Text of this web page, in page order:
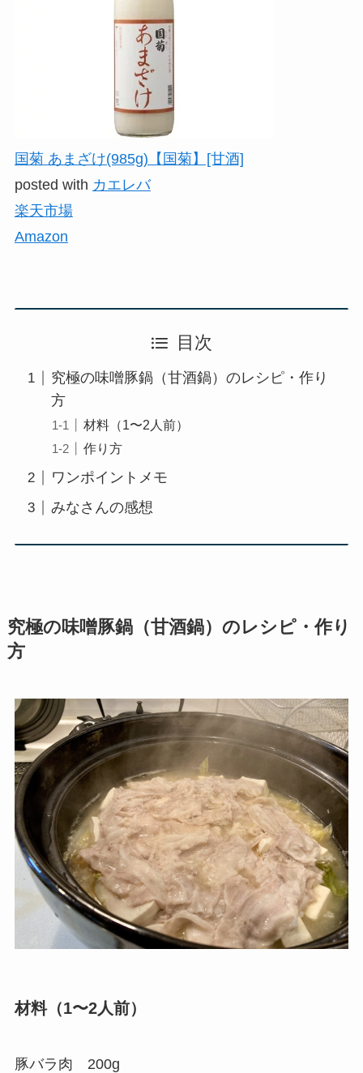
国菊 あまざけ(985g)【国菊】[甘酒]
posted with カエレバ
楽天市場
Amazon
目次
究極の味噌豚鍋（甘酒鍋）のレシピ・作り
方
材料（1〜2人前）
作り方
ワンポイントメモ
みなさんの感想
究極の味噌豚鍋（甘酒鍋）のレシピ・作り
方
材料（1〜2人前）
豚バラ肉 200g